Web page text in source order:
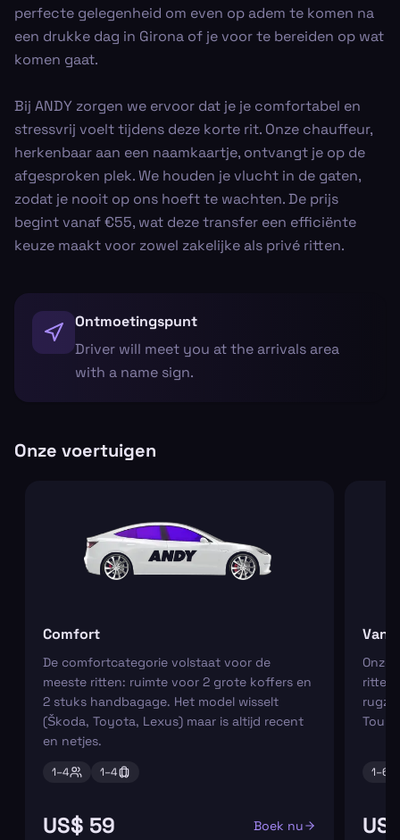
perfecte gelegenheid om even op adem te komen na
een drukke dag in Girona of je voor te bereiden op wat
komen gaat.
Bij ANDY zorgen we ervoor dat je je comfortabel en
stressvrij voelt tijdens deze korte rit. Onze chauffeur,
herkenbaar aan een naamkaartje, ontvangt je op de
afgesproken plek. We houden je vlucht in de gaten,
zodat je nooit op ons hoeft te wachten. De prijs
begint vanaf €55, wat deze transfer een efficiënte
keuze maakt voor zowel zakelijke als privé ritten.
Ontmoetingspunt
Driver will meet you at the arrivals area
with a name sign.
Onze voertuigen
Comfort
De comfortcategorie volstaat voor de
meeste ritten: ruimte voor 2 grote koffers en
2 stuks handbagage. Het model wisselt
(Škoda, Toyota, Lexus) maar is altijd recent
en netjes.
1–4 1–4
US$ 59 Boek nu
Van
Onze
ritten
1–6